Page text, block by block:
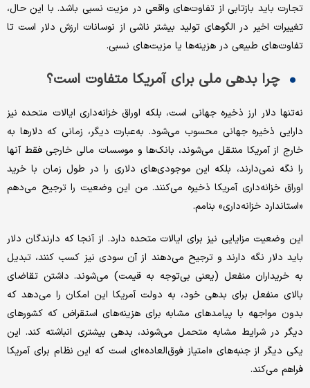
تجارت باید بازتابی از تفاوت‌های واقعی در مزیت نسبی باشد. با این حال،
تغییرات اخیر در الگوهای تولید بیشتر ناشی از نوسانات ارزش دلار است تا
تفاوت‌های طبیعی در هزینه‌ها یا مزیت‌های نسبی.
چرا بدهی ملی برای آمریکا متفاوت است؟
نه‌تنها دلار ارز ذخیره جهانی است، بلکه اوراق خزانه‌داری ایالات متحده نیز
دارایی ذخیره جهانی محسوب می‌شود. به‌عبارت دیگر، زمانی که دلارها به
خارج از آمریکا منتقل می‌شوند، بانک‌ها و موسسات مالی خارجی فقط آنها
را نگه نمی‌دارند، بلکه این موجودی‌های دلاری را در طول زمان با خرید
اوراق خزانه‌داری آمریکا ذخیره می‌کنند. من این وضعیت را ترجیح می‌دهم
«استاندارد خزانه‌داری» بنامم.
این وضعیت مزایایی نیز برای ایالات متحده دارد. از آنجا که دارندگان دلار
باید دلار نگه دارند و ترجیح می‌دهند از آن سودی نیز کسب کنند، تبدیل
به خریداران منفعل (یعنی بی‌توجه به قیمت) می‌شوند. داشتن تقاضای
بالای منفعل برای بدهی خود، به دولت آمریکا این امکان را می‌دهد که
بدون مواجهه با پیامدهای مشابه برای هزینه‌های استقراض که کشورهای
دیگر در شرایط مشابه متحمل می‌شوند، بدهی بیشتری انباشته کند. این
یکی دیگر از جنبه‌های «امتیاز فوق‌العاده»ای است که این نظام برای آمریکا
فراهم می‌کند.